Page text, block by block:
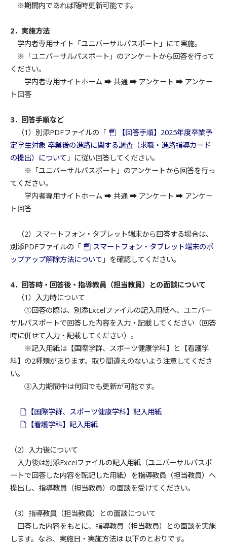
※期間内であれば随時更新可能です。
2．実施方法
学内者専用サイト「ユニバーサルパスポート」にて実施。
※「ユニバーサルパスポート」のアンケートから回答を行って
ください。
学内者専用サイトホーム ➡ 共通 ➡ アンケート ➡ アンケー
ト回答
3．回答手順など
（1）別添PDFファイルの「
【回答手順】2025年度卒業予
定学生対象 卒業後の進路に関する調査（求職・進路指導カード
の提出）について 」に従い回答してください。
※「ユニバーサルパスポート」のアンケートから回答を行っ
てください。
学内者専用サイトホーム ➡ 共通 ➡ アンケート ➡ アンケー
ト回答
（2）スマートフォン・タブレット端末から回答する場合は、
別添PDFファイルの「
スマートフォン・タブレット端末のポ
ップアップ解除方法について 」を確認してください。
4．回答時・回答後・指導教員（担当教員）との面談について
（1）入力時について
①回答の際は、別添Excelファイルの記入用紙へ、ユニバー
サルパスポートで回答した内容を入力・記載してください（回答
時に併せて入力・記載してください）。
※記入用紙は【国際学群、スポーツ健康学科】と【看護学
科】の2種類があります。取り間違えのないよう注意してくださ
い。
②入力期間中は何回でも更新が可能です。
【国際学群、スポーツ健康学科】記入用紙
【看護学科】記入用紙
（2）入力後について
入力後は別添Excelファイルの記入用紙（ユニバーサルパスポ
ートで回答した内容を転記した用紙）を指導教員（担当教員）へ
提出し、指導教員（担当教員）の面談を受けてください。
（3）指導教員（担当教員）との面談について
回答した内容をもとに、指導教員（担当教員）との面談を実施
します。なお、実施日・実施方法は 以下のとおりです。